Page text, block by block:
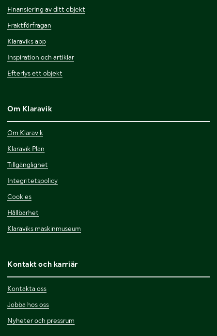
Finansiering av ditt objekt
Fraktförfrågan
Klaraviks app
Inspiration och artiklar
Efterlys ett objekt
Om Klaravik
Om Klaravik
Klaravik Plan
Tillgänglighet
Integritetspolicy
Cookies
Hållbarhet
Klaraviks maskinmuseum
Kontakt och karriär
Kontakta oss
Jobba hos oss
Nyheter och pressrum